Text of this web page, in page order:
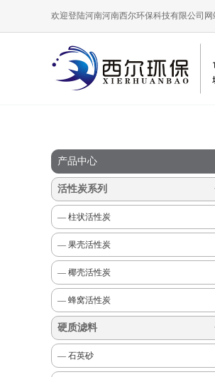
欢迎登陆河南河南西尔环保科技有限公司
产品中心
活性炭系列
— 柱状活性炭
— 果壳活性炭
— 椰壳活性炭
— 蜂窝活性炭
硬质滤料
— 石英砂